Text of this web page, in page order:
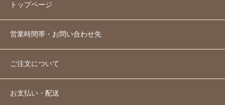
トップページ
営業時間帯・お問い合わせ先
ご注文について
お支払い・配送